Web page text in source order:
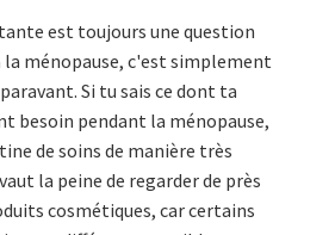
est toujours une question
la ménopause, c'est simplement
Si tu sais ce dont ta
besoin pendant la ménopause,
de soins de manière très
la peine de regarder de près
cosmétiques, car certains